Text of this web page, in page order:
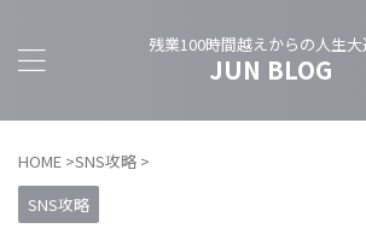
残業100時間越えからの人生
JUN BLOG
HOME >SNS攻略 >
SNS攻略